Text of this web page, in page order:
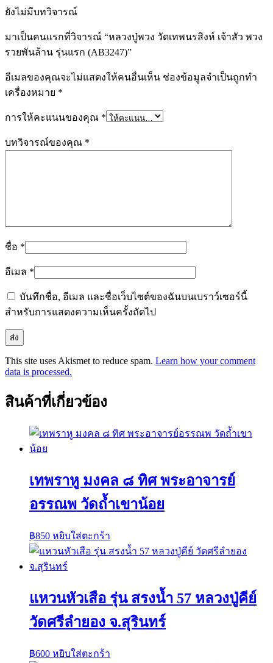
ยังไม่มีบทวิจารณ์
มาเป็นคนแรกที่วิจารณ์ “หลวงปู่พวง วัดเทพนรสิงห์ เจ้าสัว พวง
รวยพันล้าน รุ่นแรก (AB3247)”
อีเมลของคุณจะไม่แสดงให้คนอื่นเห็น ช่องข้อมูลจำเป็นถูกทำ
เครื่องหมาย *
การให้คะแนนของคุณ *
บทวิจารณ์ของคุณ *
ชื่อ *
อีเมล *
บันทึกชื่อ, อีเมล และชื่อเว็บไซต์ของฉันบนเบราว์เซอร์นี้
สำหรับการแสดงความเห็นครั้งถัดไป
This site uses Akismet to reduce spam. Learn how your comment
data is processed.
สินค้าที่เกี่ยวข้อง
เทพราหู มงคล ๘ ทิศ พระอาจารย์
อรรณพ วัดถ้ำเขาน้อย
฿850 หยิบใส่ตะกร้า
แหวนหัวเสือ รุ่น สรงน้ำ 57 หลวงปู่คีย์
วัดศรีลำยอง จ.สุรินทร์
฿600 หยิบใส่ตะกร้า